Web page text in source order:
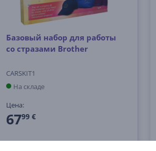
Базовый набор для работы
со стразами Brother
CARSKIT1
На складе
Цена:
6799 €